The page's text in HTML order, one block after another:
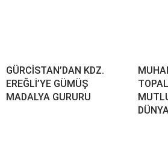
GÜRCİSTAN’DAN KDZ.
EREĞLİ’YE GÜMÜŞ
MADALYA GURURU